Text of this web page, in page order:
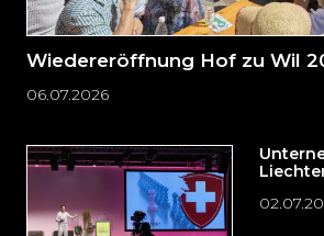
Wiedereröffnung Hof zu Wil
06.07.2026